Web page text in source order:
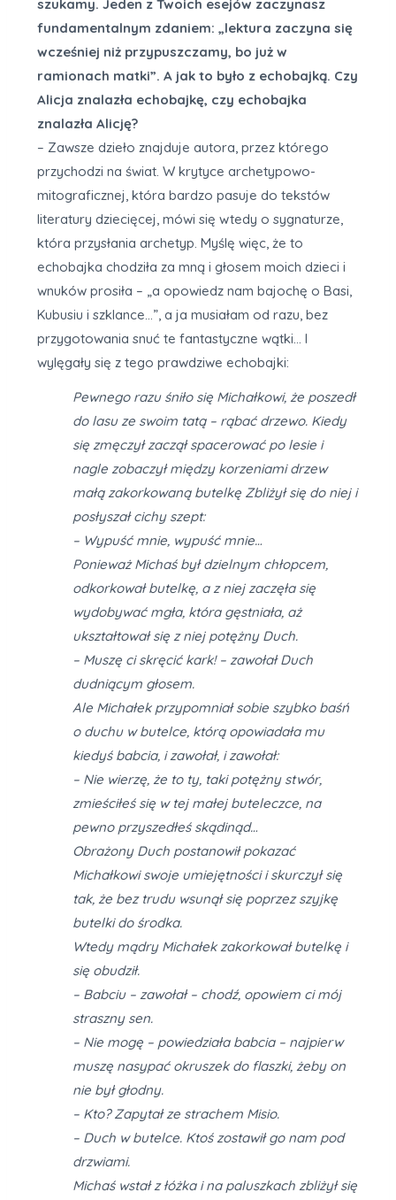
szukamy. Jeden z Twoich esejów zaczynasz
fundamentalnym zdaniem: „lektura zaczyna się
wcześniej niż przypuszczamy, bo już w
ramionach matki”. A jak to było z echobajką. Czy
Alicja znalazła echobajkę, czy echobajka
znalazła Alicję?
– Zawsze dzieło znajduje autora, przez którego
przychodzi na świat. W krytyce archetypowo-
mitograficznej, która bardzo pasuje do tekstów
literatury dziecięcej, mówi się wtedy o sygnaturze,
która przysłania archetyp. Myślę więc, że to
echobajka chodziła za mną i głosem moich dzieci i
wnuków prosiła – „a opowiedz nam bajochę o Basi,
Kubusiu i szklance…”, a ja musiałam od razu, bez
przygotowania snuć te fantastyczne wątki… I
wylęgały się z tego prawdziwe echobajki:
Pewnego razu śniło się Michałkowi, że poszedł
do lasu ze swoim tatą – rąbać drzewo. Kiedy
się zmęczył zaczął spacerować po lesie i
nagle zobaczył między korzeniami drzew
małą zakorkowaną butelkę Zbliżył się do niej i
posłyszał cichy szept:
– Wypuść mnie, wypuść mnie…
Ponieważ Michaś był dzielnym chłopcem,
odkorkował butelkę, a z niej zaczęła się
wydobywać mgła, która gęstniała, aż
ukształtował się z niej potężny Duch.
– Muszę ci skręcić kark! – zawołał Duch
dudniącym głosem.
Ale Michałek przypomniał sobie szybko baśń
o duchu w butelce, którą opowiadała mu
kiedyś babcia, i zawołał, i zawołał:
– Nie wierzę, że to ty, taki potężny stwór,
zmieściłeś się w tej małej buteleczce, na
pewno przyszedłeś skądinąd…
Obrażony Duch postanowił pokazać
Michałkowi swoje umiejętności i skurczył się
tak, że bez trudu wsunął się poprzez szyjkę
butelki do środka.
Wtedy mądry Michałek zakorkował butelkę i
się obudził.
– Babciu – zawołał – chodź, opowiem ci mój
straszny sen.
– Nie mogę – powiedziała babcia – najpierw
muszę nasypać okruszek do flaszki, żeby on
nie był głodny.
– Kto? Zapytał ze strachem Misio.
– Duch w butelce. Ktoś zostawił go nam pod
drzwiami.
Michaś wstał z łóżka i na paluszkach zbliżył się